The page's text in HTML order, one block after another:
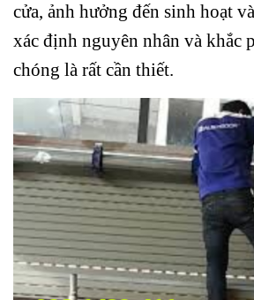
cửa, ảnh hưởng đến sinh hoạt
xác định nguyên nhân và khắc
chóng là rất cần thiết.